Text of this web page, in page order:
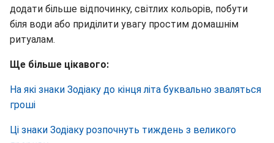
додати більше відпочинку, світлих кольорів, побути
біля води або приділити увагу простим домашнім
ритуалам.
Ще більше цікавого:
На які знаки Зодіаку до кінця літа буквально зваляться
гроші
Ці знаки Зодіаку розпочнуть тиждень з великого